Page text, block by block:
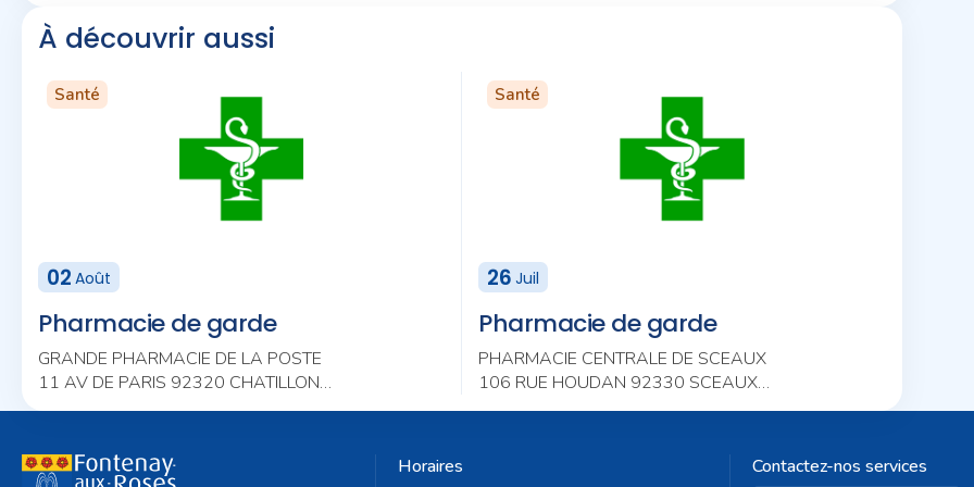
À découvrir aussi
Santé
02 Août
Pharmacie de garde
GRANDE PHARMACIE DE LA POSTE
11 AV DE PARIS 92320 CHATILLON
01 46 56 92 24
Santé
26 Juil
Pharmacie de garde
PHARMACIE CENTRALE DE SCEAUX
106 RUE HOUDAN 92330 SCEAUX
01 46 61 00 62
Horaires Contactez-nos services